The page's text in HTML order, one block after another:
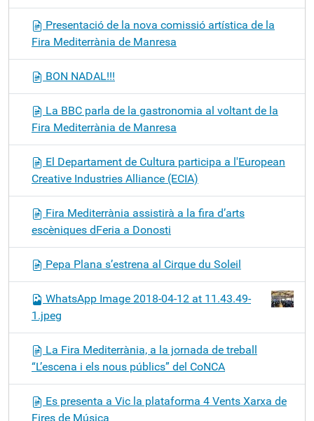
Presentació de la nova comissió artística de la
Fira Mediterrània de Manresa
BON NADAL!!!
La BBC parla de la gastronomia al voltant de la
Fira Mediterrània de Manresa
El Departament de Cultura participa a l'European
Creative Industries Alliance (ECIA)
Fira Mediterrània assistirà a la fira d’arts
escèniques dFeria a Donosti
Pepa Plana s’estrena al Cirque du Soleil
WhatsApp Image 2018-04-12 at 11.43.49-
1.jpeg
La Fira Mediterrània, a la jornada de treball
“L’escena i els nous públics” del CoNCA
Es presenta a Vic la plataforma 4 Vents Xarxa de
Fires de Música